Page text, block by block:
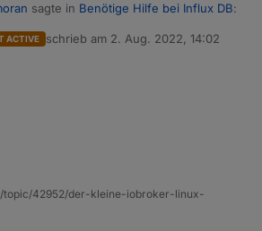
forever preferred_lft forever
:~ $
sagte in Benötige Hilfe bei Influx DB:
dir welches Netzwerk-Interface da mit
IPs versehen wurde.
ACTIVE schrieb am 2. Aug. 2022, 14:02
zuletzt editiert von
topic/42952/der-kleine-iobroker-linux-